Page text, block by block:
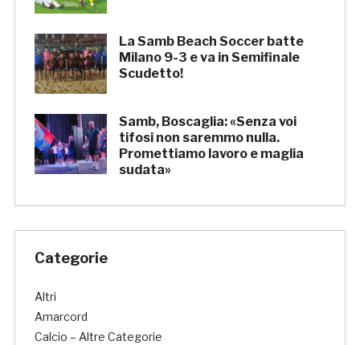
La Samb Beach Soccer batte
Milano 9-3 e va in Semifinale
Scudetto!
Samb, Boscaglia: «Senza voi
tifosi non saremmo nulla.
Promettiamo lavoro e maglia
sudata»
Categorie
Altri
Amarcord
Calcio – Altre Categorie